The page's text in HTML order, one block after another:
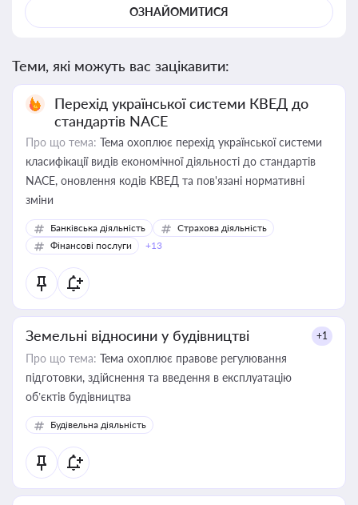
ОЗНАЙОМИТИСЯ
Теми, які можуть вас зацікавити:
Перехід української системи КВЕД до
стандартів NACE
Про що тема: Тема охоплює перехід української системи
класифікації видів економічної діяльності до стандартів
NACE, оновлення кодів КВЕД та пов'язані нормативні
зміни
Банківська діяльність
Страхова діяльність
Фінансові послуги
+13
Земельні відносини у будівництві +1
Про що тема: Тема охоплює правове регулювання
підготовки, здійснення та введення в експлуатацію
об’єктів будівництва
Будівельна діяльність